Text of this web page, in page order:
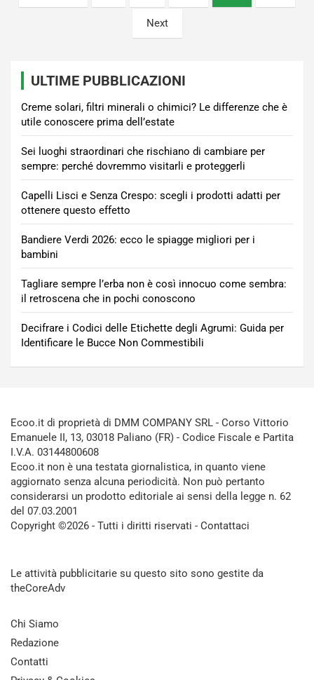
degli
Next
ULTIME PUBBLICAZIONI
Creme solari, filtri minerali o chimici? Le differenze che è
utile conoscere prima dell’estate
Sei luoghi straordinari che rischiano di cambiare per
sempre: perché dovremmo visitarli e proteggerli
Capelli Lisci e Senza Crespo: scegli i prodotti adatti per
ottenere questo effetto
Bandiere Verdi 2026: ecco le spiagge migliori per i
bambini
Tagliare sempre l’erba non è così innocuo come sembra:
il retroscena che in pochi conoscono
Decifrare i Codici delle Etichette degli Agrumi: Guida per
Identificare le Bucce Non Commestibili
Ecoo.it di proprietà di DMM COMPANY SRL - Corso Vittorio
Emanuele II, 13, 03018 Paliano (FR) - Codice Fiscale e Partita
I.V.A. 03144800608
Ecoo.it non è una testata giornalistica, in quanto viene
aggiornato senza alcuna periodicità. Non può pertanto
considerarsi un prodotto editoriale ai sensi della legge n. 62
del 07.03.2001
Copyright ©2026 - Tutti i diritti riservati - Contattaci
Le attività pubblicitarie su questo sito sono gestite da
theCoreAdv
Chi Siamo
Redazione
Contatti